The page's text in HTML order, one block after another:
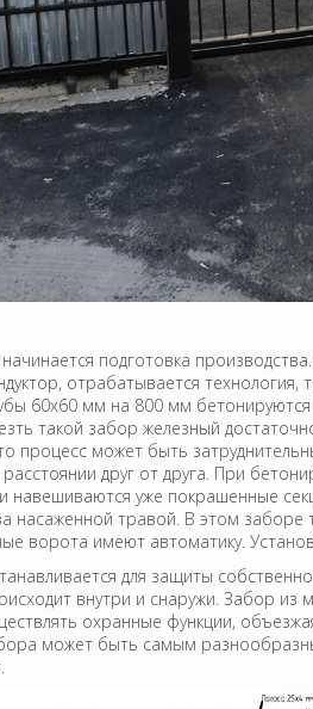
начинается подготовка
отрабатывается
60х60 мм на 800 мм
такой забор железный
процесс может быть
друг от друга. При
уже покрашенные
насаженной травой. В этом
ворота имеют автоматику.
для защиты
внутри и снаружи. Забор
охранные функции,
может быть самым